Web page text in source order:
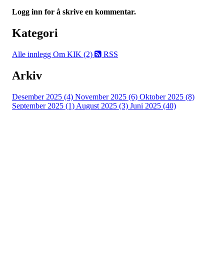
Logg inn for å skrive en kommentar.
Kategori
Alle innlegg Om KIK (2) RSS
Arkiv
Desember 2025 (4) November 2025 (6) Oktober 2025 (8)
September 2025 (1) August 2025 (3) Juni 2025 (40)